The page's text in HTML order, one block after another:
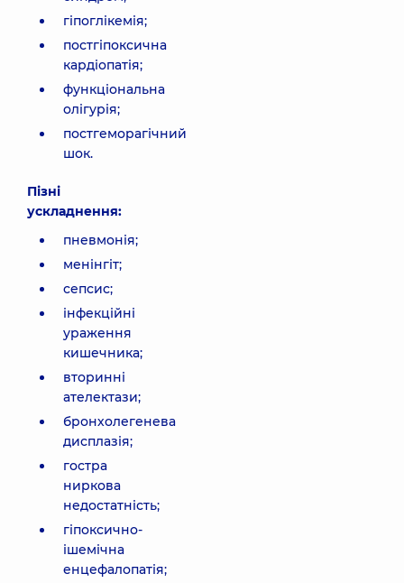
гіпоглікемія;
постгіпоксична
кардіопатія;
функціональна
олігурія;
постгеморагічний
шок.
Пізні
ускладнення:
пневмонія;
менінгіт;
сепсис;
інфекційні
ураження
кишечника;
вторинні
ателектази;
бронхолегенева
дисплазія;
гостра
ниркова
недостатність;
гіпоксично-
ішемічна
енцефалопатія;